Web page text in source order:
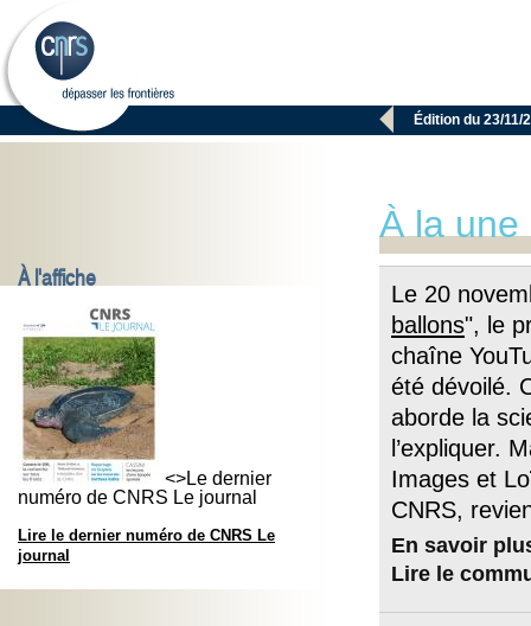
 Édition du 23/11/
À l'affiche
<>Le dernier
numéro de CNRS Le journal
Lire le dernier numéro de CNRS Le
journal
À la une
Le 20
ballons", le
chaîne
été dévoilé.
aborde la
l’expliquer.
Images et
CNRS,
En savoir
Lire le